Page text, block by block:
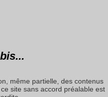
même partielle, des contenus
site sans accord préalable est